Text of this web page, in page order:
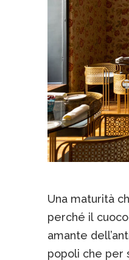
Una maturità
perché il
amante
popoli che per